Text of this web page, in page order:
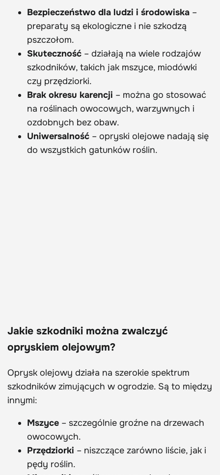
Bezpieczeństwo dla ludzi i środowiska –
preparaty są ekologiczne i nie szkodzą
pszczołom.
Skuteczność – działają na wiele rodzajów
szkodników, takich jak mszyce, miodówki
czy przędziorki.
Brak okresu karencji – można go stosować
na roślinach owocowych, warzywnych i
ozdobnych bez obaw.
Uniwersalność – opryski olejowe nadają się
do wszystkich gatunków roślin.
Jakie szkodniki można zwalczyć
opryskiem olejowym?
Oprysk olejowy działa na szerokie spektrum
szkodników zimujących w ogrodzie. Są to między
innymi:
Mszyce – szczególnie groźne na drzewach
owocowych.
Przędziorki – niszczące zarówno liście, jak i
pędy roślin.